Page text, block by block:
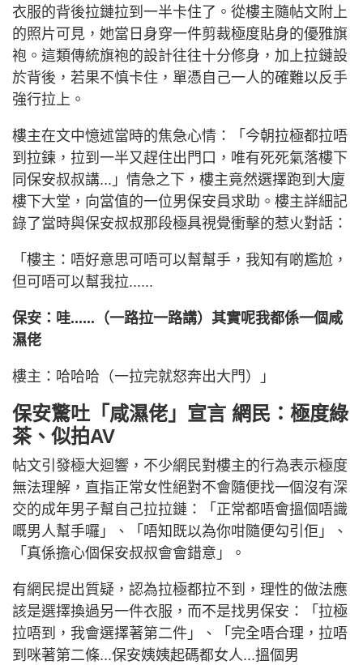
衣服的背後拉鏈拉到一半卡住了。從樓主隨帖文附上
的照片可見，她當日身穿一件剪裁極度貼身的優雅旗
袍。這類傳統旗袍的設計往往十分修身，加上拉鏈設
於背後，若果不慎卡住，單憑自己一人的確難以反手
強行拉上。
樓主在文中憶述當時的焦急心情：「今朝拉極都拉唔
到拉鍊，拉到一半又趕住出門口，唯有死死氣落樓下
同保安叔叔講...」情急之下，樓主竟然選擇跑到大廈
樓下大堂，向當值的一位男保安員求助。樓主詳細記
錄了當時與保安叔叔那段極具視覺衝擊的惹火對話：
「樓主：唔好意思可唔可以幫幫手，我知有啲尷尬，
但可唔可以幫我拉......
保安：哇......（一路拉一路講）其實呢我都係一個咸
濕佬
樓主：哈哈哈（一拉完就怒奔出大門）」
保安驚吐「咸濕佬」宣言 網民：極度綠
茶、似拍AV
帖文引發極大迴響，不少網民對樓主的行為表示極度
無法理解，直指正常女性絕對不會隨便找一個沒有深
交的成年男子幫自己拉拉鏈：「正常都唔會搵個唔識
嘅男人幫手囉」、「唔知既以為你咁隨便勾引佢」、
「真係擔心個保安叔叔會會錯意」。
有網民提出質疑，認為拉極都拉不到，理性的做法應
該是選擇換過另一件衣服，而不是找男保安：「拉極
拉唔到，我會選擇著第二件」、「完全唔合理，拉唔
到咪著第二條...保安姨姨起碼都女人...搵個男